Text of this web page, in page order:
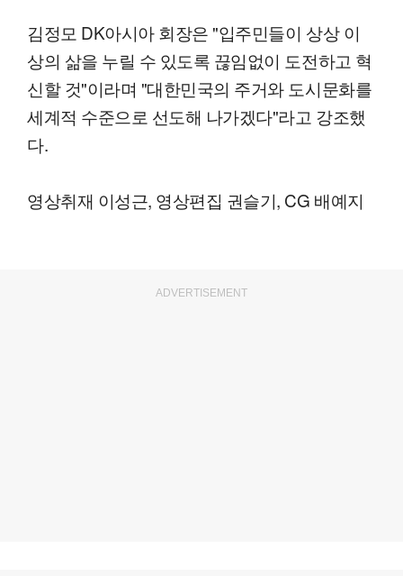
김정모 DK아시아 회장은 "입주민들이 상상 이
상의 삶을 누릴 수 있도록 끊임없이 도전하고 혁
신할 것"이라며 "대한민국의 주거와 도시문화를
세계적 수준으로 선도해 나가겠다"라고 강조했
다.
영상취재 이성근, 영상편집 권슬기, CG 배예지
ADVERTISEMENT